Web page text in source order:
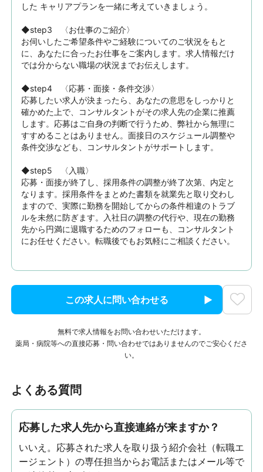
した キャリアプランを一緒に考えていきましょう。
◆step3　〈お仕事のご紹介〉
お伺いしたご希望条件やご経験についてのご状況をもと
に、あなたに合ったお仕事をご案内します。求人情報だけ
では分からない職場の状況までお伝えします。
◆step4　〈応募・面接・条件交渉〉
応募したい求人が決まったら、あなたの意思をしっかりと
確かめた上で、コンサルタントがその求人先の企業に推薦
します。応募はご自身の判断で行うため、弊社から無理に
すすめることはありません。面接日のスケジュール調整や
条件交渉なども、コンサルタントがサポートします。
◆step5　〈入職〉
応募・面接が終了し、採用条件の調整が終了次第、内定と
なります。採用条件をまとめた書類を就業先と取り交わし
ますので、実際に勤務を開始してからの条件相違のトラブ
ルを未然に防ぎます。入社日の調整の代行や、現在の勤務
先から円満に退職するためのフォローも、コンサルタント
にお任せください。転職後でもお気軽にご相談ください。
この求人に問い合わせる
無料で求人情報をお問い合わせいただけます。
薬局・病院等への直接応募・問い合わせではありませんのでご安心くださ
い。
よくある質問
応募した求人先から直接連絡が来ますか？
いいえ。応募された求人を取り扱う紹介会社（転職エ
ージェント）の専任担当からお電話またはメール等で